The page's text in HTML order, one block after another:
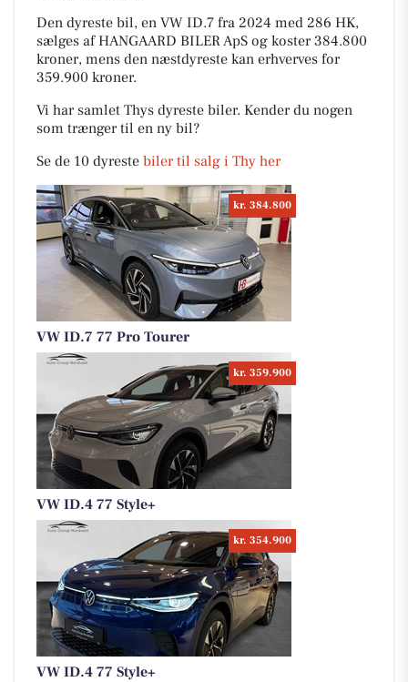
Den dyreste bil, en VW ID.7 fra 2024 med 286 HK,
sælges af HANGAARD BILER ApS og koster 384.800
kroner, mens den næstdyreste kan erhverves for
359.900 kroner.
Vi har samlet Thys dyreste biler. Kender du nogen
som trænger til en ny bil?
Se de 10 dyreste biler til salg i Thy her
kr. 384.800
VW ID.7 77 Pro Tourer
kr. 359.900
VW ID.4 77 Style+
kr. 354.900
VW ID.4 77 Style+